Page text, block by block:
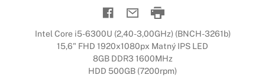
Intel Core i5-6300U (2,40-3,00GHz) (BNCH-3261b)
15,6" FHD 1920x1080px Matný IPS LED
8GB DDR3 1600MHz
HDD 500GB (7200rpm)